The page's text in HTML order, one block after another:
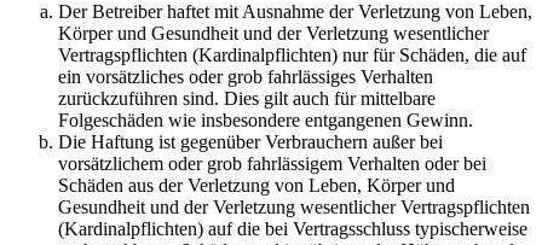
Der Betreiber haftet mit Ausnahme der Verletzung von Leben,
Körper und Gesundheit und der Verletzung wesentlicher
Vertragspflichten (Kardinalpflichten) nur für Schäden, die auf
ein vorsätzliches oder grob fahrlässiges Verhalten
zurückzuführen sind. Dies gilt auch für mittelbare
Folgeschäden wie insbesondere entgangenen Gewinn.
Die Haftung ist gegenüber Verbrauchern außer bei
vorsätzlichem oder grob fahrlässigem Verhalten oder bei
Schäden aus der Verletzung von Leben, Körper und
Gesundheit und der Verletzung wesentlicher Vertragspflichten
(Kardinalpflichten) auf die bei Vertragsschluss typischerweise